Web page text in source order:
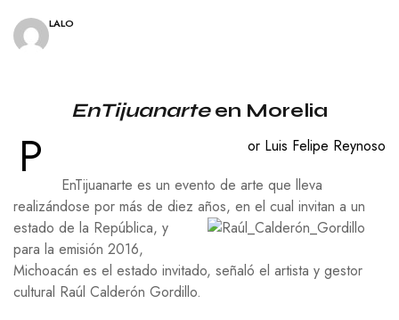
LALO
EnTijuanarteen Morelia
P
or Luis Felipe Reynoso
EnTijuanarte es un evento de arte que lleva
realizándose por más de diez años, en el cual invitan a un
estado de la República, y
para la emisión 2016,
Michoacán es el estado invitado, señaló el artista y gestor
cultural Raúl Calderón Gordillo.